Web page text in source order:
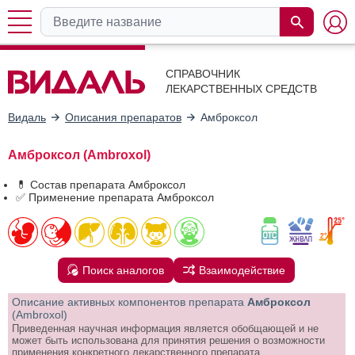
СПРАВОЧНИК
ЛЕКАРСТВЕННЫХ СРЕДСТВ
Видаль Описания препаратов Амброксол
Амброксол (Ambroxol)
💊 Состав препарата Амброксол
✅ Применение препарата Амброксол
Поиск аналогов Взаимодействие
Описание активных компонентов препарата Амброксол
(Ambroxol)
Приведенная научная информация является обобщающей и не
может быть использована для принятия решения о возможности
применения конкретного лекарственного препарата.